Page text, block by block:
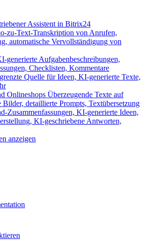
Assistent in Bitrix24
zu-Text-Transkription von Anrufen,
automatische Vervollständigung von
generierte Aufgabenbeschreibungen,
Checklisten, Kommentare
Quelle für Ideen, KI-generierte Texte,
Onlineshops Überzeugende Texte auf
detaillierte Prompts, Textübersetzung
Zusammenfassungen, KI-generierte Ideen,
KI-geschriebene Antworten,
anzeigen